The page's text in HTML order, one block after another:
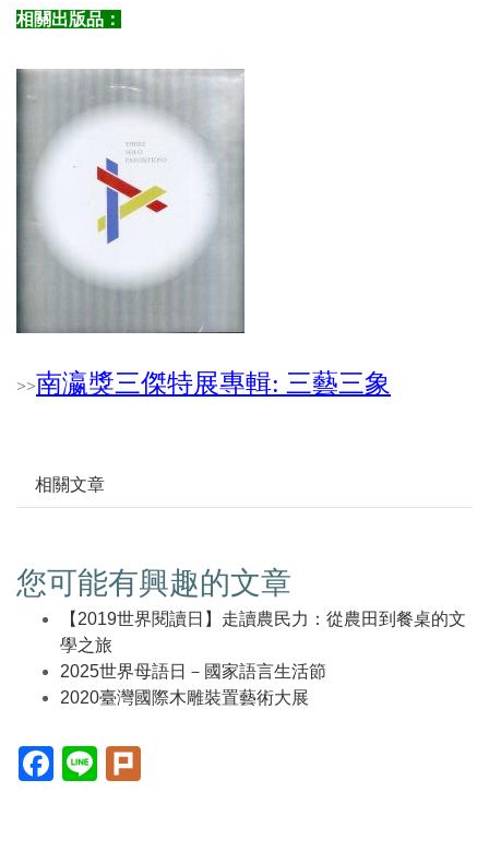
相關出版品：
>>南瀛獎三傑特展專輯: 三藝三象
相關文章
您可能有興趣的文章
【2019世界閱讀日】走讀農民力：從農田到餐桌的文
學之旅
2025世界母語日－國家語言生活節
2020臺灣國際木雕裝置藝術大展
Facebook(另
開
Line(另
開